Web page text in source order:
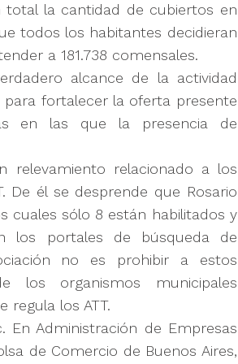
total la cantidad de cubiertos en
todos los habitantes decidieran
a 181.738 comensales.
alcance de la actividad
fortalecer la oferta presente
en las que la presencia de
relevamiento relacionado a los
De él se desprende que Rosario
cuales sólo 8 están habilitados y
los portales de búsqueda de
no es prohibir a estos
los organismos municipales
los ATT.
En Administración de Empresas
de Comercio de Buenos Aires,